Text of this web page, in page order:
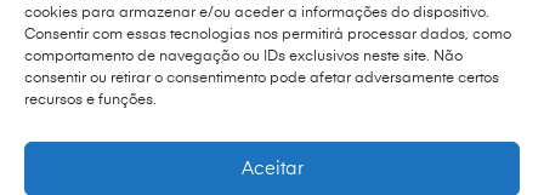
cookies para armazenar e/ou aceder a informações do dispositivo.
Consentir com essas tecnologias nos permitirá processar dados, como
comportamento de navegação ou IDs exclusivos neste site. Não
consentir ou retirar o consentimento pode afetar adversamente certos
recursos e funções.
Aceitar
Copyrights © 2022 Todos os direitos reservado porFoto
Vitoria